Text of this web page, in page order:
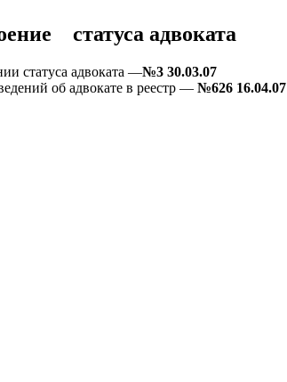
статуса адвоката
статуса адвоката —№3 30.03.07
об адвокате в реестр — №626 16.04.07